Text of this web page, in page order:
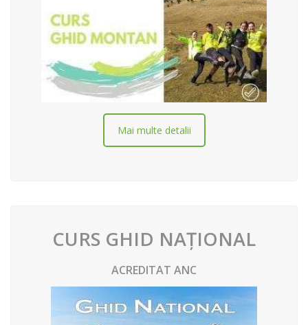
Mai multe detalii
CURS GHID NAȚIONAL
ACREDITAT ANC